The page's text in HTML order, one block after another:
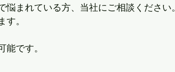
まれている方、当社にご相談ください。
。
です。